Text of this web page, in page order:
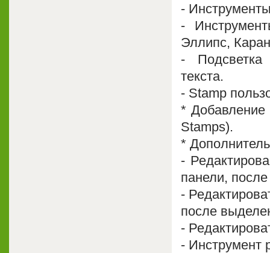
-
-
Эллипс,
- Подсветка
текста.
- Stamp
* Добавление
Stamps).
*
-
панели,
-
после
-
- Инструмент